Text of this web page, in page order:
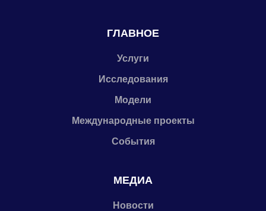
ГЛАВНОЕ
Услуги
Исследования
Модели
Международные проекты
События
МЕДИА
Новости